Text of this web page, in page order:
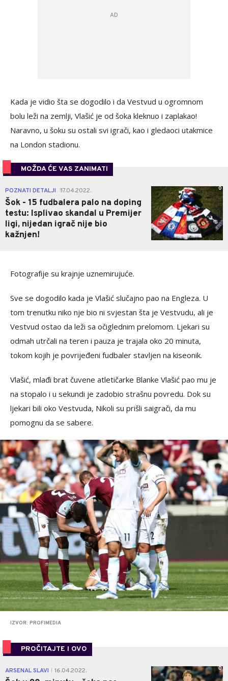
Kada je vidio šta se dogodilo i da Vestvud u ogromnom
bolu leži na zemlji, Vlašić je od šoka kleknuo i zaplakao!
Naravno, u šoku su ostali svi igrači, kao i gledaoci utakmice
na London stadionu.
MOŽDA ĆE VAS ZANIMATI
POZNATI DETALJI 17.04.2022.
Šok - 15 fudbalera palo na doping
testu: Isplivao skandal u Premijer
ligi, nijedan igrač nije bio
kažnjen!
0
Fotografije su krajnje uznemirujuće.
Sve se dogodilo kada je Vlašić slučajno pao na Engleza. U
tom trenutku niko nje bio ni svjestan šta je Vestvudu, ali je
Vestvud ostao da leži sa očiglednim prelomom. Ljekari su
odmah utrčali na teren i pauza je trajala oko 20 minuta,
tokom kojih je povrijeđeni fudbaler stavljen na kiseonik.
Vlašić, mlađi brat čuvene atletičarke Blanke Vlašić pao mu je
na stopalo i u sekundi je zadobio strašnu povredu. Dok su
ljekari bili oko Vestvuda, Nikoli su prišli saigrači, da mu
pomognu da se sabere.
IZVOR: PROFIMEDIA
PROČITAJTE I OVO
ARSENAL SLAVI 16.04.2022. 0